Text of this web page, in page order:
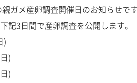
ガメ産卵調査開催日のお知らせで
記3日間で産卵調査を公開します。
)
)
)